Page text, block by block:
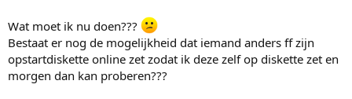
Wat moet ik nu doen???
Bestaat er nog de mogelijkheid dat iemand anders ff zijn
opstartdiskette online zet zodat ik deze zelf op diskette zet en
morgen dan kan proberen???